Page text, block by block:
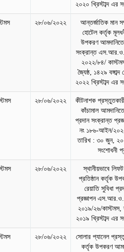
২০২০ খ্রিস্টাব্দ এর
২৮/০৬/২০২২
আন্তর্জাতিক মান
হোটেল কর্তৃক
উপকরণ আমদানিতে
সংক্রান্ত
২০২২/৮৪/
জ্যৈষ্ঠ, ১৪২৯
২০২২ খ্রিস্টাব্দ এর
২৮/০৬/২০২২
কীটনাশক
কাঁচামাল
প্রদান সংক্রান্ত
নং ১৮৬-আইন/
তারিখ : ৩০ জুন,
সংশোধনী
২৮/০৬/২০২২
স্থানীয়ভাবে
প্রতিষ্ঠান কর্তৃক
রেয়াতি সুবিধা
প্রজ্ঞাপন
২০১৯/২৬/কাস্টমস,
২০১৯ খ্রিস্টাব্দ এর
২৮/০৬/২০২২
সোলার প্যানেল
কর্তৃক উপকরণ